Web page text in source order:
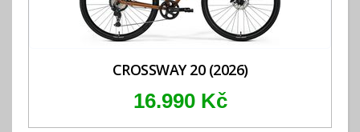
CROSSWAY 20 (2026)
16.990 Kč